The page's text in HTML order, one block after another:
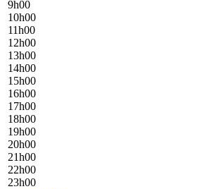
9h00
10h00
11h00
12h00
13h00
14h00
15h00
16h00
17h00
18h00
19h00
20h00
21h00
22h00
23h00